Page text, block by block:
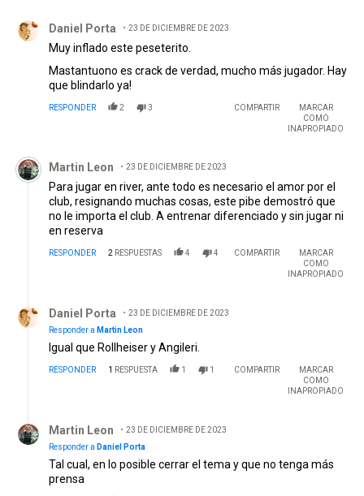
Daniel Porta 23 DE DICIEMBRE DE 2023
Muy inflado este peseterito.
Mastantuono es crack de verdad, mucho más jugador. Hay
que blindarlo ya!
RESPONDER 2 3 COMPARTIR
MARCAR
COMO
INAPROPIADO
Comentario de Martin Leon.
Martin Leon 23 DE DICIEMBRE DE 2023
Para jugar en river, ante todo es necesario el amor por el
club, resignando muchas cosas, este pibe demostró que
no le importa el club. A entrenar diferenciado y sin jugar ni
en reserva
RESPONDER 2 RESPUESTAS 4 4 COMPARTIR
MARCAR
COMO
INAPROPIADO
Daniel Porta
23 DE DICIEMBRE DE 2023
Responder a Martin Leon
Igual que Rollheiser y Angileri.
RESPONDER 1 RESPUESTA 1 1 COMPARTIR
MARCAR
COMO
INAPROPIADO
Martin Leon
23 DE DICIEMBRE DE 2023
Responder a Daniel Porta
Tal cual, en lo posible cerrar el tema y que no tenga más
prensa